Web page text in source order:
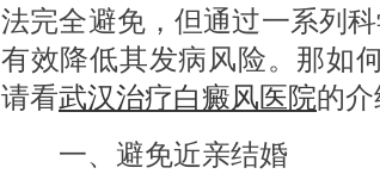
法完全避免，但通过一系列
有效降低其发病风险。那如
请看武汉治疗白癜风医院的介
一、避免近亲结婚